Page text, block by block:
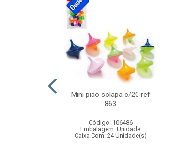
Mini piao solapa c/20 ref
863
Código: 106486
Embalagem: Unidade
Caixa Com: 24 Unidade(s)